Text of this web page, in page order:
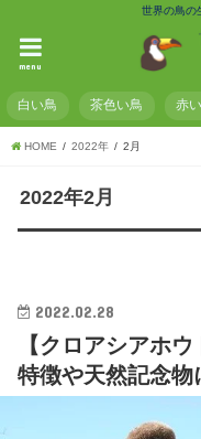
世界の鳥の
menu
白い鳥 茶色い鳥 赤
HOME 2022年 2月
2022年2月
2022.02.28
【クロアシアホ
特徴や天然記念物